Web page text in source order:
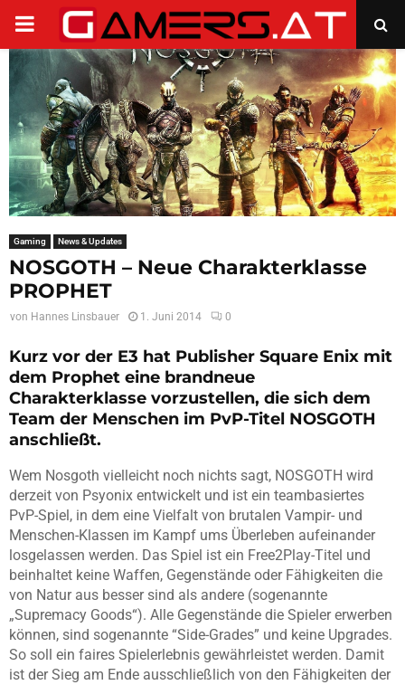
PRIMARY
MENU
Gaming News & Updates
NOSGOTH – Neue Charakterklasse
PROPHET
von Hannes Linsbauer 1. Juni 2014 0
Kurz vor der E3 hat Publisher Square Enix mit
dem Prophet eine brandneue
Charakterklasse vorzustellen, die sich dem
Team der Menschen im PvP-Titel NOSGOTH
anschließt.
Wem Nosgoth vielleicht noch nichts sagt, NOSGOTH wird
derzeit von Psyonix entwickelt und ist ein teambasiertes
PvP-Spiel, in dem eine Vielfalt von brutalen Vampir- und
Menschen-Klassen im Kampf ums Überleben aufeinander
losgelassen werden. Das Spiel ist ein Free2Play-Titel und
beinhaltet keine Waffen, Gegenstände oder Fähigkeiten die
von Natur aus besser sind als andere (sogenannte
„Supremacy Goods“). Alle Gegenstände die Spieler erwerben
können, sind sogenannte “Side-Grades” und keine Upgrades.
So soll ein faires Spielerlebnis gewährleistet werden. Damit
ist der Sieg am Ende ausschließlich von den Fähigkeiten der